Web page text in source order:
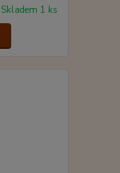
Skladem 1 ks